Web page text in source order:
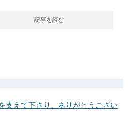
記事を読む
支えて下さり、ありがとうござい